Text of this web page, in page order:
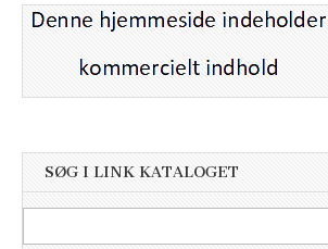
SØG I LINK KATALOGET